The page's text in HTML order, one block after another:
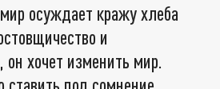
осуждает кражу хлеба
и
хочет изменить мир.